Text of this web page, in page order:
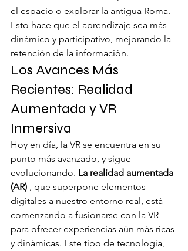
el espacio o explorar la antigua Roma.
Esto hace que el aprendizaje sea más
dinámico y participativo, mejorando la
retención de la información.
Los Avances Más
Recientes: Realidad
Aumentada y VR
Inmersiva
Hoy en día, la VR se encuentra en su
punto más avanzado, y sigue
evolucionando. La realidad aumentada
(AR) , que superpone elementos
digitales a nuestro entorno real, está
comenzando a fusionarse con la VR
para ofrecer experiencias aún más ricas
y dinámicas. Este tipo de tecnología,